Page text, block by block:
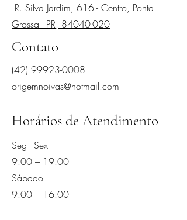
R. Silva Jardim, 616 - Centro, Ponta
Grossa - PR, 84040-020
Contato
(42) 99923-0008
origemnoivas@hotmail.com
Horários de Atendimento
Seg - Sex
9:00 – 19:00
Sábado
9:00 – 16:00